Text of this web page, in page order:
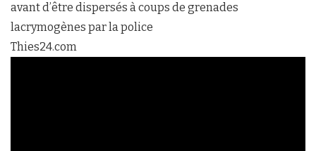
avant d’être dispersés à coups de grenades
lacrymogènes par la police
Thies24.com